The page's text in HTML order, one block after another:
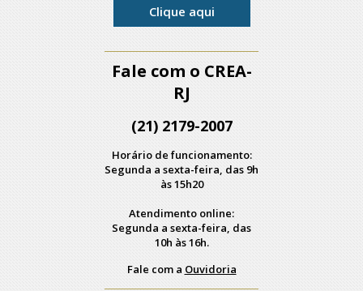
Clique aqui
Fale com o CREA-
RJ
(21) 2179-2007
Horário de funcionamento:
Segunda a sexta-feira, das 9h
às 15h20
Atendimento online:
Segunda a sexta-feira, das
10h às 16h.
Fale com a Ouvidoria